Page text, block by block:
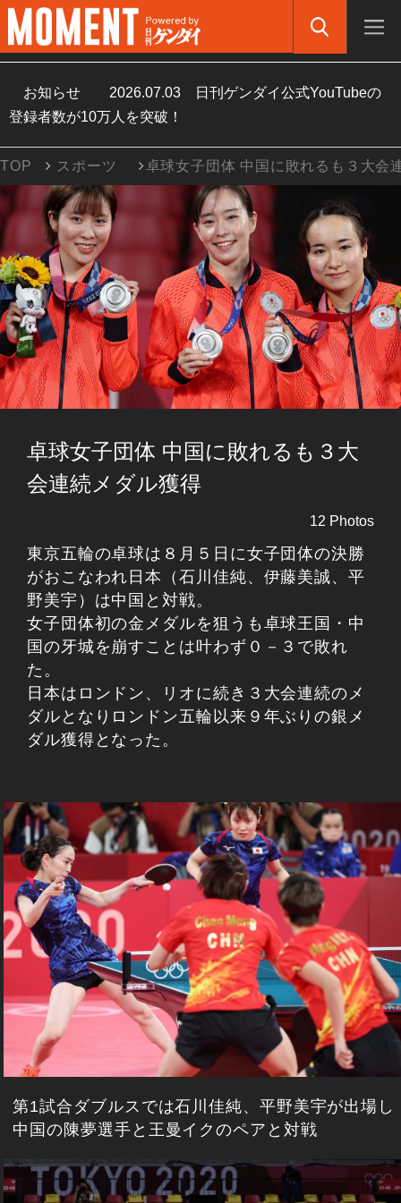
お知らせ 2026.07.03
日刊ゲンダイ公式YouTubeの
登録者数が10万人を突破！
TOP スポーツ 卓球女子団体 中国に敗れるも３大会
卓球女子団体 中国に敗れるも３大
会連続メダル獲得
12 Photos
東京五輪の卓球は８月５日に女子団体の決勝
がおこなわれ日本（石川佳純、伊藤美誠、平
野美宇）は中国と対戦。
女子団体初の金メダルを狙うも卓球王国・中
国の牙城を崩すことは叶わず０－３で敗れ
た。
日本はロンドン、リオに続き３大会連続のメ
ダルとなりロンドン五輪以来９年ぶりの銀メ
ダル獲得となった。
第1試合ダブルスでは石川佳純、平野美宇が出場し
中国の陳夢選手と王曼イクのペアと対戦